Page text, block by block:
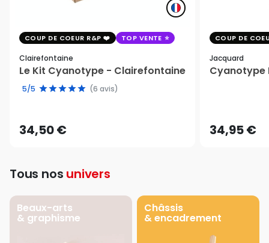
COUP DE COEUR R&P TOP VENTE
Clairefontaine
Le Kit Cyanotype - Clairefontaine
5/5 (6 avis)
34,50 €
COUP DE
Jacquard
Cyanotype
34,95 €
Tous nos univers
Beaux-arts
& graphisme
Châssis
& encadrement